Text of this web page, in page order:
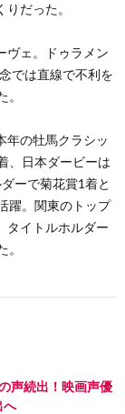
だった。
ヴェ。ドゥラメン
では直線で不利を
年の牡馬クラシッ
、日本ダービーは
ーで菊花賞1着と
躍。関東のトップ
タイトルホルダー
声続出！映画声優
へ